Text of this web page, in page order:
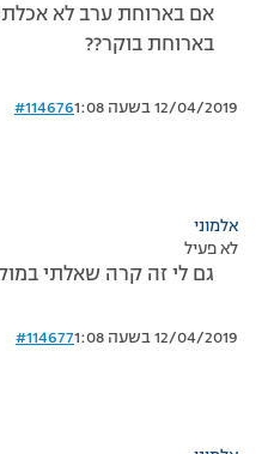
אם בארוחת ערב לא
בארוחת בוקר??
12/04/2019 בשעה 1:08 #114676
אלמוני
לא פעיל
גם לי זה קרה שאלתי
12/04/2019 בשעה 1:08 #114677